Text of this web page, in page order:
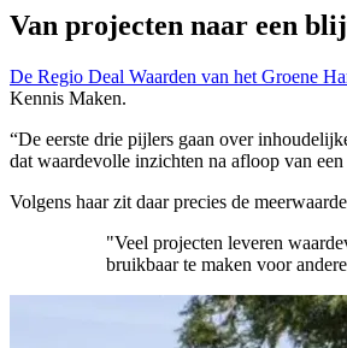
Van projecten naar een
De Regio Deal Waarden van het Groene
Kennis Maken.
“De eerste drie pijlers gaan over
dat waardevolle inzichten na afloop van
Volgens haar zit daar precies de
"Veel projecten leveren
bruikbaar te maken voor